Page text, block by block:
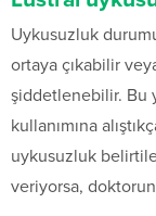
Uykusuzluk
ortaya çıkabilir
şiddetlenebilir. Bu
kullanımına
uykusuzluk
veriyorsa,